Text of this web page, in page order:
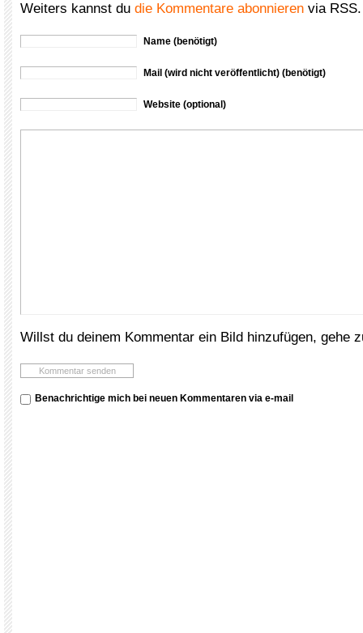
Weiters kannst du die Kommentare abonnieren via RSS.
Name (benötigt)
Mail (wird nicht veröffentlicht) (benötigt)
Website (optional)
Willst du deinem Kommentar ein Bild hinzufügen, gehe
Benachrichtige mich bei neuen Kommentaren via e-mail